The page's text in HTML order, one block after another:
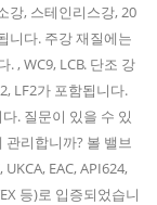
강, 스테인리스강, 20
니다. 주강 재질에는
. , WC9, LCB. 단조 강
LF2가 포함됩니다.
. 질문이 있을 수 있
관리합니까? 볼 밸브
EAC, API624,
등)로 입증되었습니